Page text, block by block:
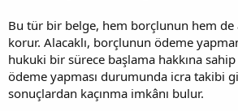
Bu tür bir belge, hem borçlunun hem de
korur. Alacaklı, borçlunun ödeme
hukuki bir sürece başlama hakkına
ödeme yapması durumunda icra takibi
sonuçlardan kaçınma imkânı bulur.